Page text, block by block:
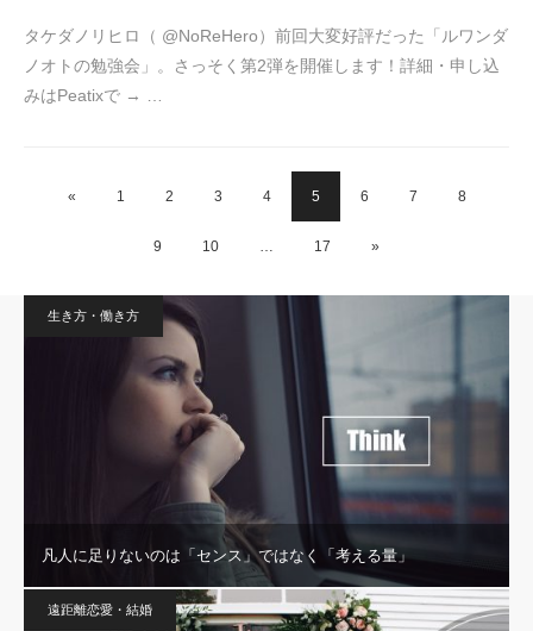
タケダノリヒロ（ @NoReHero）前回大変好評だった「ルワンダ
ノオトの勉強会」。さっそく第2弾を開催します！詳細・申し込
みはPeatixで → …
« 1 2 3 4 5 6 7 8
9 10 … 17 »
生き方・働き方
凡人に足りないのは「センス」ではなく「考える量」
遠距離恋愛・結婚